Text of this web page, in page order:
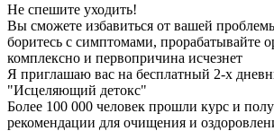
Не спешите уходить!
Вы сможете избавиться от вашей
боритесь с симптомами, прорабатывайте
комплексно и первопричина исчезнет
Я приглашаю вас на бесплатный 2-х
"Исцеляющий детокс"
Более 100 000 человек прошли курс и
рекомендации для очищения и